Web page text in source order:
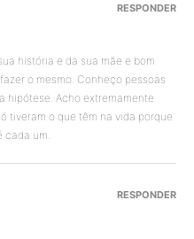
história e da sua mãe e bom
o mesmo. Conheço pessoas
hipótese. Acho extremamente
tiveram o que têm na vida porque
um.
RESPONDER
RESPONDER